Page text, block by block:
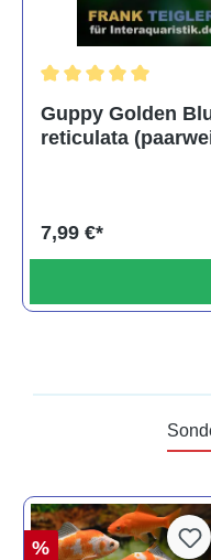
Guppy Golden
reticulata
7,99 €*
%